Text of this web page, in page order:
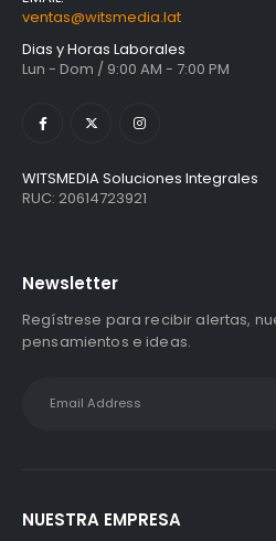
ventas@witsmedia.lat
Dias y Horas Laborales
Lun - Dom / 9:00 AM - 7:00 PM
WITSMEDIA Soluciones Integrales
RUC: 20614723921
Newsletter
Regístrese para recibir alertas,
pensamientos e ideas.
NUESTRA EMPRESA